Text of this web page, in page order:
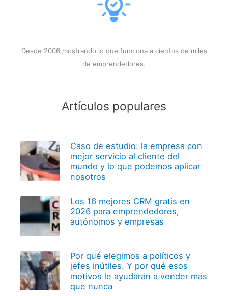
Desde 2006 mostrando lo que funciona a cientos de miles
de emprendedores.
Artículos populares
Caso de estudio: la empresa con
mejor servicio al cliente del
mundo y lo que podemos aplicar
nosotros
Los 16 mejores CRM gratis en
2026 para emprendedores,
autónomos y empresas
Por qué elegimos a políticos y
jefes inútiles. Y por qué esos
motivos le ayudarán a vender más
que nunca